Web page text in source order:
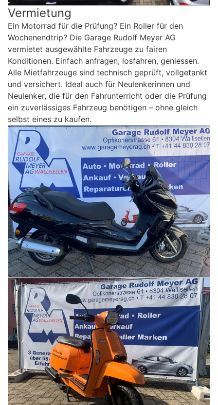
Vermietung
Ein Motorrad für die Prüfung? Ein Roller für den
Wochenendtrip? Die Garage Rudolf Meyer AG
vermietet ausgewählte Fahrzeuge zu fairen
Konditionen. Einfach anfragen, losfahren, geniessen.
Alle Mietfahrzeuge sind technisch geprüft, vollgetankt
und versichert. Ideal auch für Neulenkerinnen und
Neulenker, die für den Fahrunterricht oder die Prüfung
ein zuverlässiges Fahrzeug benötigen – ohne gleich
selbst eines zu kaufen.